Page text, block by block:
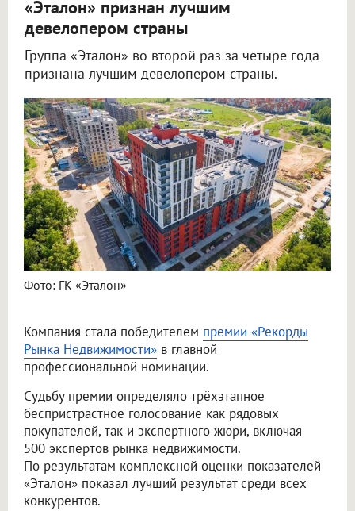
«Эталон» признан лучшим
девелопером страны
Группа «Эталон» во второй раз за четыре года
признана лучшим девелопером страны.
Фото: ГК «Эталон»
Компания стала победителем премии «Рекорды
Рынка Недвижимости» в главной
профессиональной номинации.
Судьбу премии определяло трёхэтапное
беспристрастное голосование как рядовых
покупателей, так и экспертного жюри, включая
500 экспертов рынка недвижимости.
По результатам комплексной оценки показателей
«Эталон» показал лучший результат среди всех
конкурентов.